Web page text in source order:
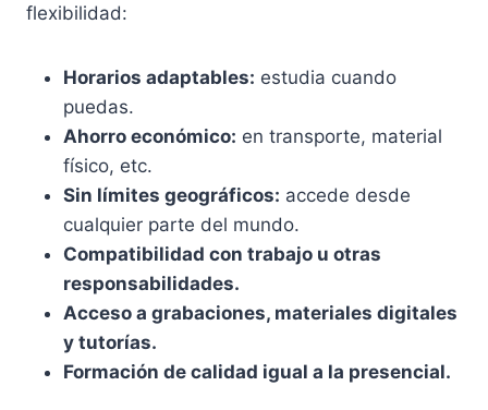
flexibilidad:
Horarios adaptables: estudia cuando
puedas.
Ahorro económico: en transporte, material
físico, etc.
Sin límites geográficos: accede desde
cualquier parte del mundo.
Compatibilidad con trabajo u otras
responsabilidades.
Acceso a grabaciones, materiales digitales
y tutorías.
Formación de calidad igual a la presencial.